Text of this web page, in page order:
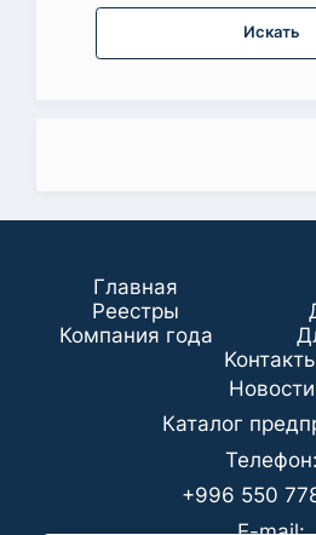
Искать
Главная
Реестры
Компания года
Новости
Каталог
Телефон:
+996 550